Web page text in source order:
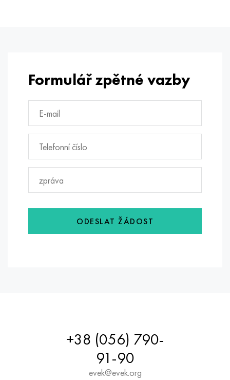
Formulář zpětné vazby
ODESLAT ŽÁDOST
+38 (056) 790-
91-90
evek@evek.org